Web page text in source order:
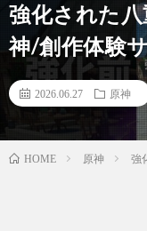
強化された
神/創作体験
2026.06.27 原神
HOME 原神 強